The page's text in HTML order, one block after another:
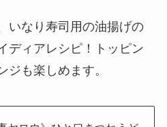
いなり寿司用の油揚げの
ディアレシピ！トッピン
ジも楽しめます。